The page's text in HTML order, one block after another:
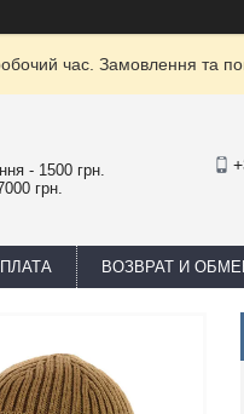
час. Замовлення та
- 1500 грн.
грн.
ВОЗВРАТ И